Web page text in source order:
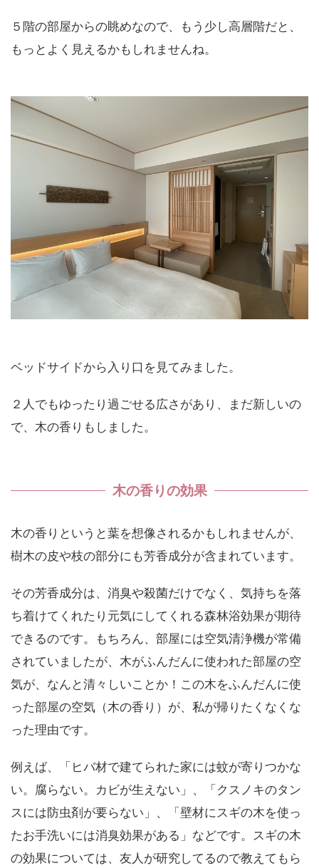
５階の部屋からの眺めなので、もう少し高層階だと、
もっとよく見えるかもしれませんね。
ベッドサイドから入り口を見てみました。
２人でもゆったり過ごせる広さがあり、まだ新しいの
で、木の香りもしました。
木の香りの効果
木の香りというと葉を想像されるかもしれませんが、
樹木の皮や枝の部分にも芳香成分が含まれています。
その芳香成分は、消臭や殺菌だけでなく、気持ちを落
ち着けてくれたり元気にしてくれる森林浴効果が期待
できるのです。もちろん、部屋には空気清浄機が常備
されていましたが、木がふんだんに使われた部屋の空
気が、なんと清々しいことか！この木をふんだんに使
った部屋の空気（木の香り）が、私が帰りたくなくな
った理由です。
例えば、「ヒバ材で建てられた家には蚊が寄りつかな
い。腐らない。カビが生えない」、「クスノキのタン
スには防虫剤が要らない」、「壁材にスギの木を使っ
たお手洗いには消臭効果がある」などです。スギの木
の効果については、友人が研究してるので教えてもら